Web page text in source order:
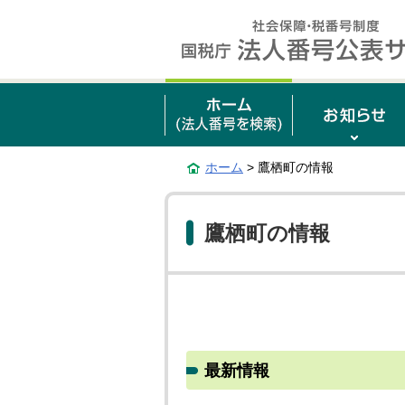
ホーム > 鷹栖町の情報
鷹栖町の情報
最新情報